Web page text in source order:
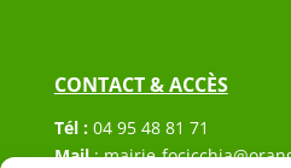
CONTACT & ACCÈS
Tél : 04 95 48 81 71
Mail:mairie-